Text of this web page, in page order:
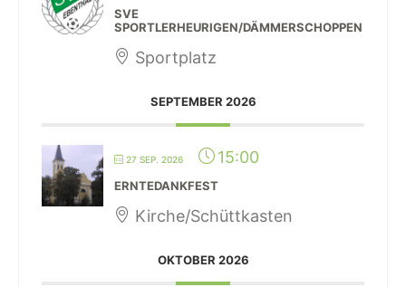
SVE
SPORTLERHEURIGEN/DÄMMERSCHOPPEN
Sportplatz
SEPTEMBER 2026
27 SEP. 2026 15:00
ERNTEDANKFEST
Kirche/Schüttkasten
OKTOBER 2026